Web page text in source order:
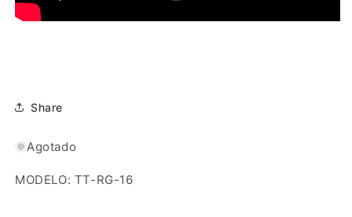
Share
Agotado
MODELO: TT-RG-16